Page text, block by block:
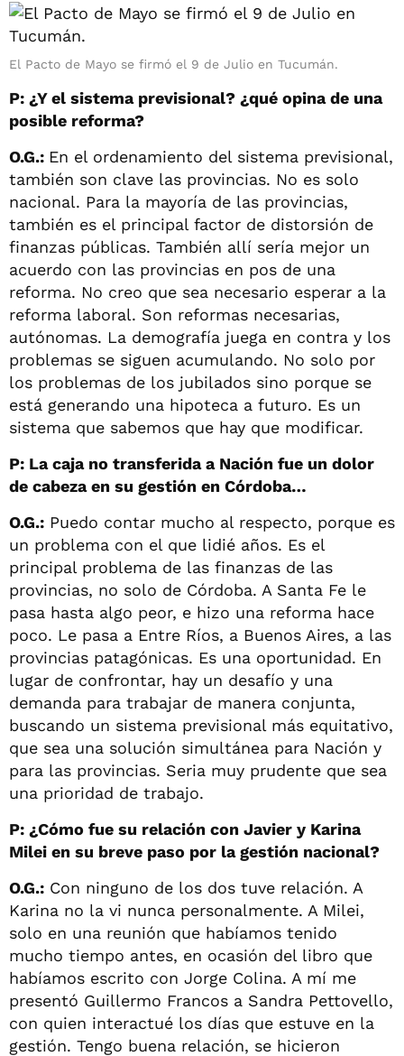
El Pacto de Mayo se firmó el 9 de Julio en Tucumán.
P: ¿Y el sistema previsional? ¿qué opina de una
posible reforma?
O.G.: En el ordenamiento del sistema previsional,
también son clave las provincias. No es solo
nacional. Para la mayoría de las provincias,
también es el principal factor de distorsión de
finanzas públicas. También allí sería mejor un
acuerdo con las provincias en pos de una
reforma. No creo que sea necesario esperar a la
reforma laboral. Son reformas necesarias,
autónomas. La demografía juega en contra y los
problemas se siguen acumulando. No solo por
los problemas de los jubilados sino porque se
está generando una hipoteca a futuro. Es un
sistema que sabemos que hay que modificar.
P: La caja no transferida a Nación fue un dolor
de cabeza en su gestión en Córdoba…
O.G.: Puedo contar mucho al respecto, porque es
un problema con el que lidié años. Es el
principal problema de las finanzas de las
provincias, no solo de Córdoba. A Santa Fe le
pasa hasta algo peor, e hizo una reforma hace
poco. Le pasa a Entre Ríos, a Buenos Aires, a las
provincias patagónicas. Es una oportunidad. En
lugar de confrontar, hay un desafío y una
demanda para trabajar de manera conjunta,
buscando un sistema previsional más equitativo,
que sea una solución simultánea para Nación y
para las provincias. Seria muy prudente que sea
una prioridad de trabajo.
P: ¿Cómo fue su relación con Javier y Karina
Milei en su breve paso por la gestión nacional?
O.G.: Con ninguno de los dos tuve relación. A
Karina no la vi nunca personalmente. A Milei,
solo en una reunión que habíamos tenido
mucho tiempo antes, en ocasión del libro que
habíamos escrito con Jorge Colina. A mí me
presentó Guillermo Francos a Sandra Pettovello,
con quien interactué los días que estuve en la
gestión. Tengo buena relación, se hicieron